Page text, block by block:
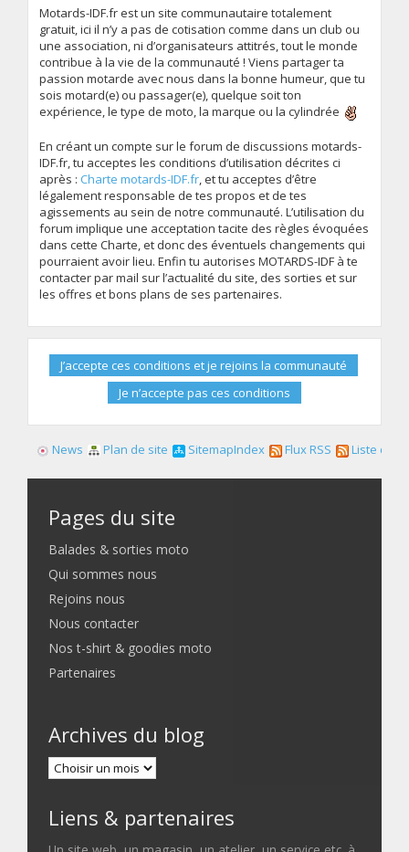
Motards-IDF.fr est un site communautaire totalement
gratuit, ici il n’y a pas de cotisation comme dans un club ou
une association, ni d’organisateurs attitrés, tout le monde
contribue à la vie de la communauté ! Viens partager ta
passion motarde avec nous dans la bonne humeur, que tu
sois motard(e) ou passager(e), quelque soit ton
expérience, le type de moto, la marque ou la cylindrée
En créant un compte sur le forum de discussions motards-
IDF.fr, tu acceptes les conditions d’utilisation décrites ci
après : Charte motards-IDF.fr, et tu acceptes d’être
légalement responsable de tes propos et de tes
agissements au sein de notre communauté. L’utilisation du
forum implique une acceptation tacite des règles évoquées
dans cette Charte, et donc des éventuels changements qui
pourraient avoir lieu. Enfin tu autorises MOTARDS-IDF à te
contacter par mail sur l’actualité du site, des sorties et sur
les offres et bons plans de ses partenaires.
News Plan de site SitemapIndex Flux RSS Liste des
Pages du site
Balades & sorties moto
Qui sommes nous
Rejoins nous
Nous contacter
Nos t-shirt & goodies moto
Partenaires
Archives du blog
Liens & partenaires